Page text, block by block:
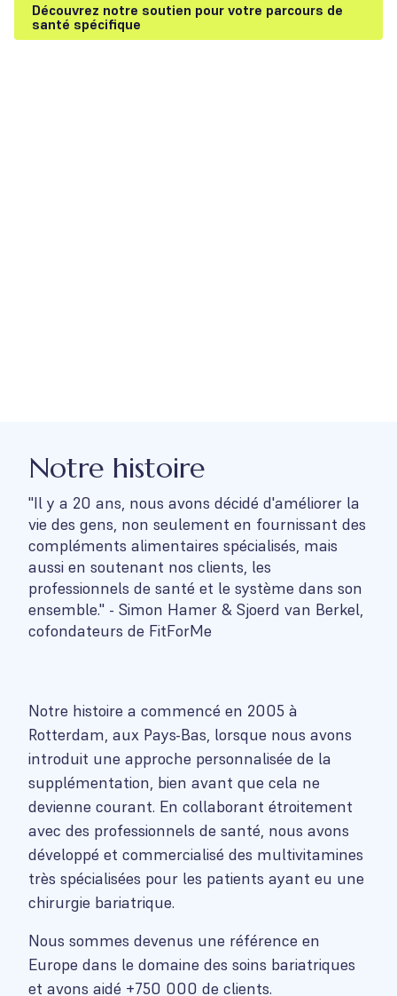
Découvrez notre soutien pour votre parcours de
santé spécifique
Notre histoire
"Il y a 20 ans, nous avons décidé d'améliorer la
vie des gens, non seulement en fournissant des
compléments alimentaires spécialisés, mais
aussi en soutenant nos clients, les
professionnels de santé et le système dans son
ensemble." - Simon Hamer & Sjoerd van Berkel,
cofondateurs de FitForMe
Notre histoire a commencé en 2005 à
Rotterdam, aux Pays-Bas, lorsque nous avons
introduit une approche personnalisée de la
supplémentation, bien avant que cela ne
devienne courant. En collaborant étroitement
avec des professionnels de santé, nous avons
développé et commercialisé des multivitamines
très spécialisées pour les patients ayant eu une
chirurgie bariatrique.
Nous sommes devenus une référence en
Europe dans le domaine des soins bariatriques
et avons aidé +750 000 de clients.